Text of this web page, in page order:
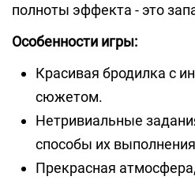
полноты эффекта - это
Особенности игры:
Красивая бродилка с
сюжетом.
Нетривиальные
способы их
Прекрасная